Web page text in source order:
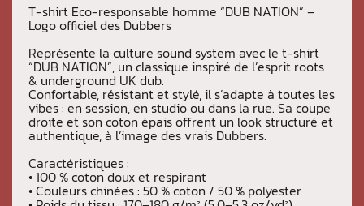
T-shirt Eco-responsable homme “DUB NATION” –
Logo officiel des Dubbers
Représente la culture sound system avec le t-shirt
“DUB NATION”, un classique inspiré de l’esprit roots
& underground UK dub.
Confortable, résistant et stylé, il s’adapte à toutes les
vibes : en session, en studio ou dans la rue. Sa coupe
droite et son coton épais offrent un look structuré et
authentique, à l’image des vrais Dubbers.
Caractéristiques :
• 100 % coton doux et respirant
• Couleurs chinées : 50 % coton / 50 % polyester